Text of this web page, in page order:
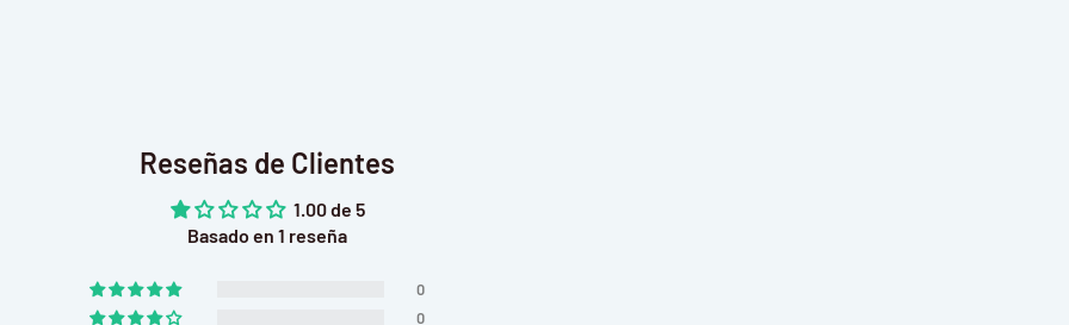
Reseñas de Clientes
1.00 de 5
Basado en 1 reseña
0
0